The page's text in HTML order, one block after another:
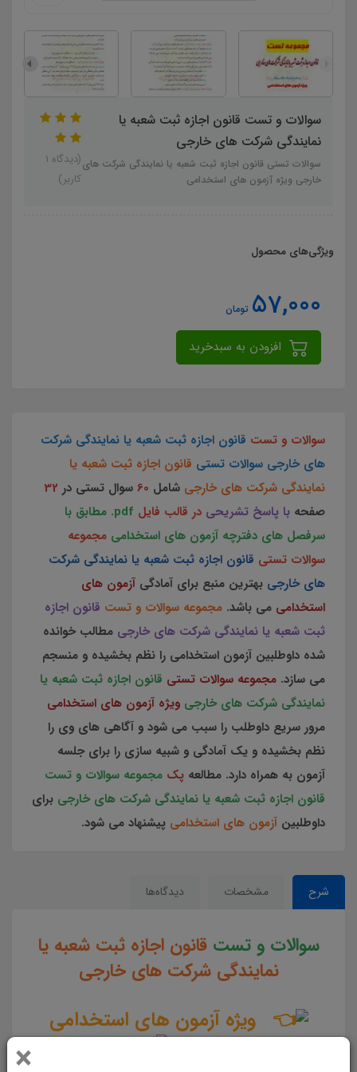
×
سوالات و تست قانون اجازه ثبت شعبه یا
نمایندگی شرکت های خارجی
سوالات تستی قانون اجازه ثبت شعبه یا نمایندگی شرکت های
خارجی ویژه آزمون های استخدامی
(دیدگاه 1
کاربر)
ویژگی‌های محصول
57,000 تومان
سوالات و تست قانون اجازه ثبت شعبه یا نمایندگی شرکت
های خارجی سوالات تستی قانون اجازه ثبت شعبه یا
نمایندگی شرکت های خارجی شامل 60 سوال تستی در 32
صفحه با پاسخ تشریحی در قالب فایل pdf. مطابق با
سرفصل های دفترچه آزمون های استخدامی مجموعه
سوالات تستی قانون اجازه ثبت شعبه یا نمایندگی شرکت
های خارجی بهترین منبع برای آمادگی آزمون های
استخدامی می باشد. مجموعه سوالات و تست قانون اجازه
ثبت شعبه یا نمایندگی شرکت های خارجی مطالب خوانده
شده داوطلبین آزمون استخدامی را نظم بخشیده و منسجم
می سازد. مجموعه سوالات تستی قانون اجازه ثبت شعبه یا
نمایندگی شرکت های خارجی ویژه آزمون های استخدامی
مرور سریع داوطلب را سبب می شود و آگاهی های وی را
نظم بخشیده و یک آمادگی و شبیه سازی را برای جلسه
آزمون به همراه دارد. مطالعه پک مجموعه سوالات و تست
قانون اجازه ثبت شعبه یا نمایندگی شرکت های خارجی برای
داوطلبین آزمون های استخدامی پیشنهاد می شود.
شرح مشخصات دیدگاه‌ها
سوالات و تستقانون اجازه ثبت شعبه یا
نمایندگی شرکت های خارجی
ویژه آزمون های استخدامی
کشور